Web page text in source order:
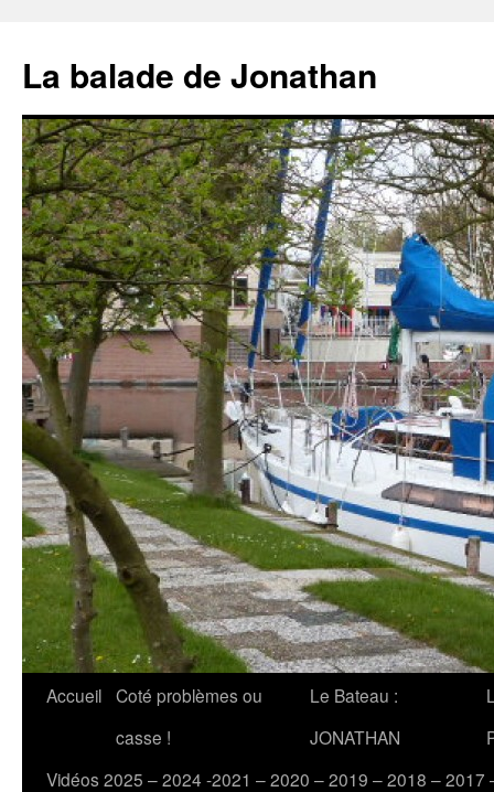
contenu
La balade de Jonathan
Accueil Coté problèmes ou
casse !
Le Bateau :
JONATHAN
Vidéos 2025 – 2024 -2021 – 2020 – 2019 – 2018 – 2017